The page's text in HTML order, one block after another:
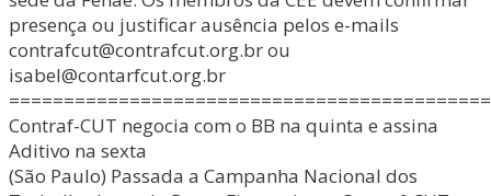
presença ou justificar ausência pelos e-mails
contrafcut@contrafcut.org.br ou
isabel@contarfcut.org.br
Contraf-CUT negocia com o BB na quinta e assina
Aditivo na sexta
(São Paulo) Passada a Campanha Nacional dos